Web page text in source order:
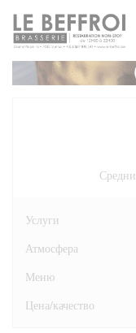
Панель управления
Услуги
Атмосфера
Меню
Цена/качество